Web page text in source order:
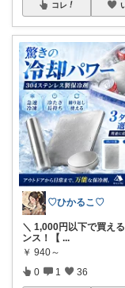
コレ
♡ひかるこ♡
＼ 1,000円以下で買え
ンス！【 ...
￥ 940～
0 1 36